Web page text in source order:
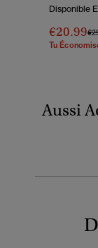
Disponible
€20.99
Tu
Aussi